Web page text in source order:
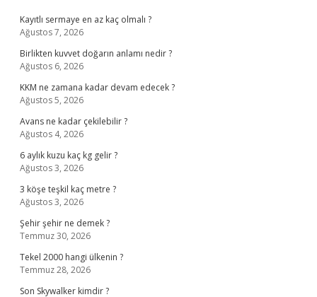
Kayıtlı sermaye en az kaç olmalı ?
Ağustos 7, 2026
Birlikten kuvvet doğarın anlamı nedir ?
Ağustos 6, 2026
KKM ne zamana kadar devam edecek ?
Ağustos 5, 2026
Avans ne kadar çekilebilir ?
Ağustos 4, 2026
6 aylık kuzu kaç kg gelir ?
Ağustos 3, 2026
3 köşe teşkil kaç metre ?
Ağustos 3, 2026
Şehir şehir ne demek ?
Temmuz 30, 2026
Tekel 2000 hangi ülkenin ?
Temmuz 28, 2026
Son Skywalker kimdir ?